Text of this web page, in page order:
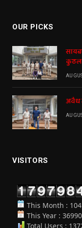
OUR PICKS
अवैध
VISITORS
This Month :
This Year :
Total Users :